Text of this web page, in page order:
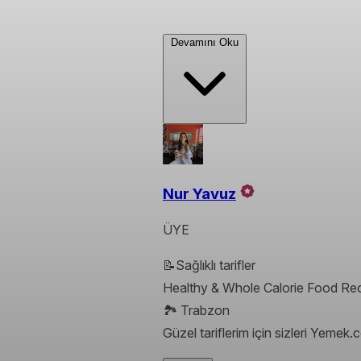
Devamını Oku
Nur Yavuz
ÜYE
📝Sağlıklı tarifler
Healthy & Whole Calorie Food
🏞 Trabzon
Güzel tariflerim için sizleri